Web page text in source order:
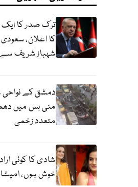
ترک صدر کا ایک
کا اعلان،
شہباز شریف سے
دمشق کے نواحی
متعدد زخمی
شادی کا کوئی
خوش ہوں،